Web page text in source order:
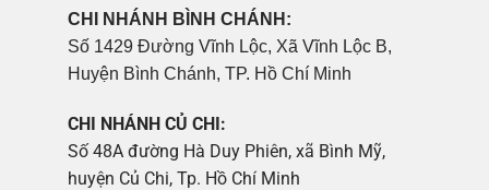
CHI NHÁNH BÌNH CHÁNH:
Số 1429 Đường Vĩnh Lộc, Xã Vĩnh Lộc B,
Huyện Bình Chánh, TP. Hồ Chí Minh
CHI NHÁNH CỦ CHI:
Số 48A đường Hà Duy Phiên, xã Bình Mỹ,
huyện Củ Chi, Tp. Hồ Chí Minh